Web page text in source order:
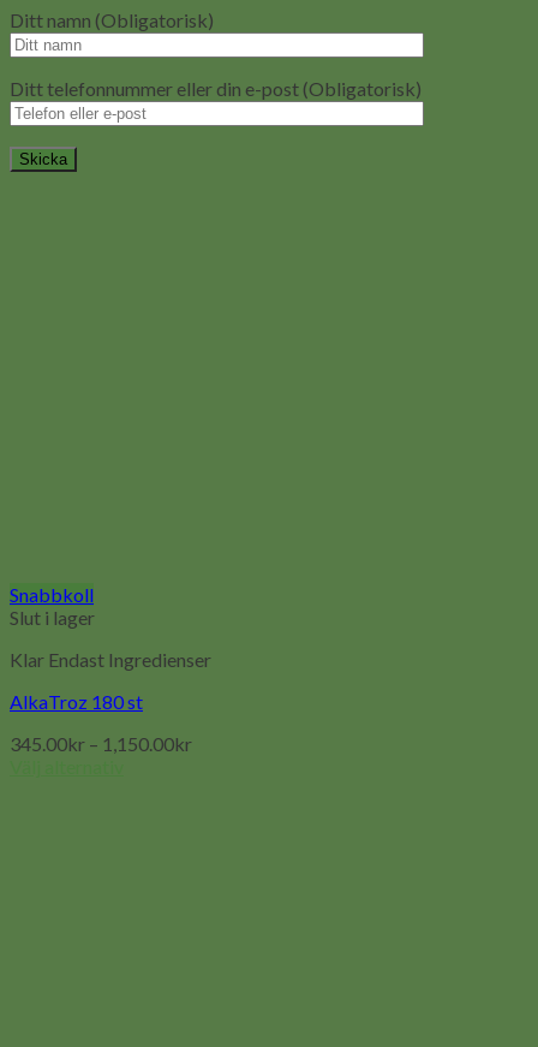
Ditt namn (Obligatorisk)
Ditt telefonnummer eller din e-post (Obligatorisk)
Snabbkoll
Slut i lager
Klar Endast Ingredienser
AlkaTroz 180 st
345.00kr – 1,150.00kr